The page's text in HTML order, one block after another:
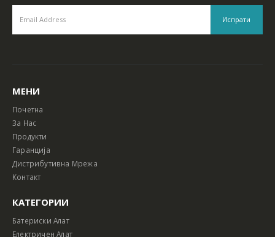
МЕНИ
Почетна
За Нас
Продукти
Гаранција
Дистрибутивна Мрежа
Контакт
КАТЕГОРИИ
Батериски Алат
Електричен Алат